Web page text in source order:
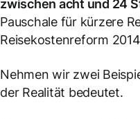
zwischen acht und 24
Pauschale für kürzere
Reisekostenreform
Nehmen wir zwei
der Realität bedeutet.